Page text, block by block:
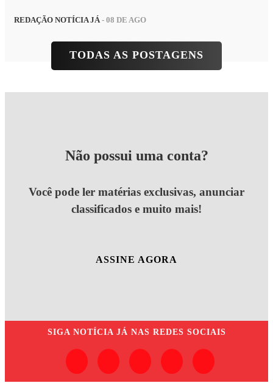
REDAÇÃO NOTÍCIA JÁ- 08 DE AGO
TODAS AS POSTAGENS
Não possui uma conta?
Você pode ler matérias exclusivas, anunciar
classificados e muito mais!
ASSINE AGORA
SIGA NOTÍCIA JÁ NAS REDES SOCIAIS